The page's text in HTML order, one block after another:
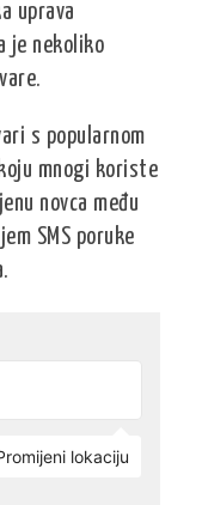
uprava
je nekoliko
s popularnom
mnogi koriste
novca među
SMS poruke